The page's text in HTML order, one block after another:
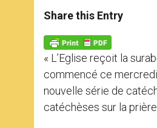
t
s
p
p
s
e
g
e
r
e
b
o
k
Share this Entry
« L’Eglise reçoit la
commencé ce
nouvelle série de
catéchèses sur la